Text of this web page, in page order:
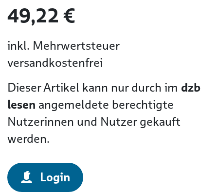
49,22 €
inkl. Mehrwertsteuer
versandkostenfrei
Dieser Artikel kann nur durch im dzb
lesen angemeldete berechtigte
Nutzerinnen und Nutzer gekauft
werden.
Login